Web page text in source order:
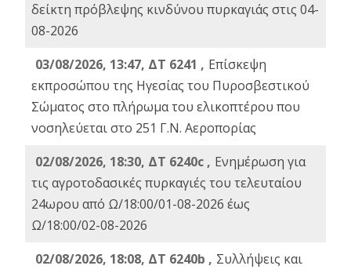
δείκτη πρόβλεψης κινδύνου πυρκαγιάς στις 04-
08-2026
03/08/2026, 13:47, ΔΤ 6241 , Επίσκεψη
εκπροσώπου της Ηγεσίας του Πυροσβεστικού
Σώματος στο πλήρωμα του ελικοπτέρου που
νοσηλεύεται στο 251 Γ.Ν. Αεροπορίας
02/08/2026, 18:30, ΔΤ 6240c , Ενημέρωση για
τις αγροτοδασικές πυρκαγιές του τελευταίου
24ωρου από Ω/18:00/01-08-2026 έως
Ω/18:00/02-08-2026
02/08/2026, 18:08, ΔΤ 6240b , Συλλήψεις και